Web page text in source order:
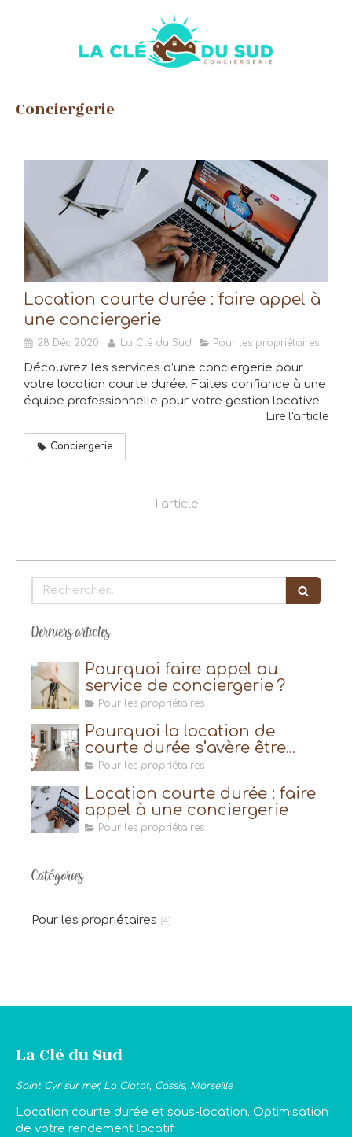
Conciergerie
Location courte durée : faire appel à
une conciergerie
28 Déc 2020 La Clé du Sud Pour les propriétaires
Découvrez les services d’une conciergerie pour
votre location courte durée. Faites confiance à une
équipe professionnelle pour votre gestion locative.
Lire l'article
Conciergerie
1 article
Rechercher
Derniers articles
Pourquoi faire appel au
service de conciergerie ?
Pour les propriétaires
Pourquoi la location de
courte durée s’avère être
très avantageuse ?
Pour les propriétaires
Location courte durée : faire
appel à une conciergerie
Pour les propriétaires
Catégories
Pour les propriétaires (4)
La Clé du Sud
Saint Cyr sur mer, La Ciotat, Cassis, Marseille
Location courte durée et sous-location. Optimisation
de votre rendement locatif.